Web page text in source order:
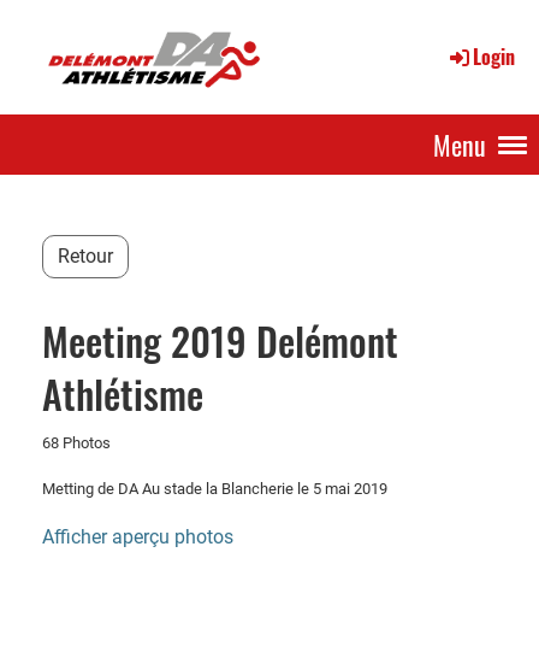
Login
Menu
Retour
Meeting 2019 Delémont
Athlétisme
68 Photos
Metting de DA Au stade la Blancherie le 5 mai 2019
Afficher aperçu photos